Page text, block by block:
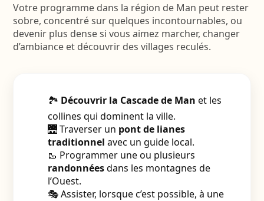
Votre programme dans la région de Man peut rester
sobre, concentré sur quelques incontournables, ou
devenir plus dense si vous aimez marcher, changer
d’ambiance et découvrir des villages reculés.
🏞️ Découvrir la Cascade de Man et les
collines qui dominent la ville.
🌉 Traverser un pont de lianes
traditionnel avec un guide local.
🥾 Programmer une ou plusieurs
randonnéesdans les montagnes de
l’Ouest.
🎭 Assister, lorsque c’est possible, à une